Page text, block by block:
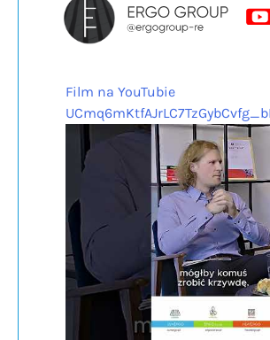
Film na YouTubie